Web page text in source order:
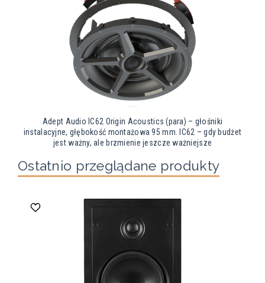
Adept Audio IC62 Origin Acoustics (para) – głośniki
instalacyjne, głębokość montażowa 95 mm. IC62 – gdy budżet
jest ważny, ale brzmienie jeszcze ważniejsze
Ostatnio przeglądane produkty